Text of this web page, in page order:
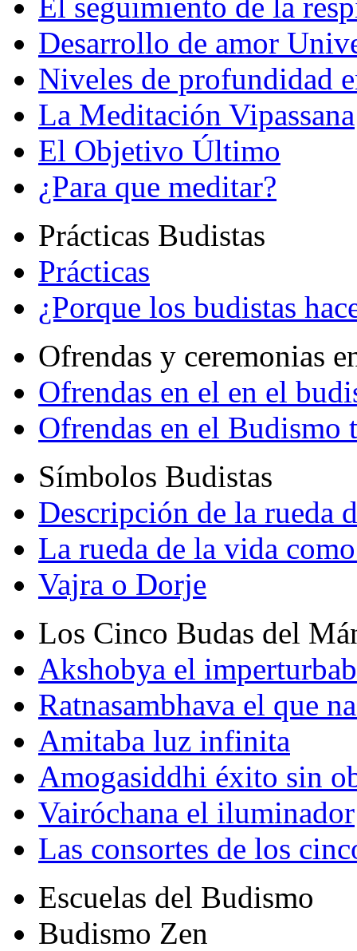
Desarrollo de amor
Niveles de profundidad
La Meditación Vipassana
El Objetivo Último
¿Para que meditar?
Prácticas Budistas
Prácticas
¿Porque los budistas
Ofrendas y ceremonias
Ofrendas en el en el
Ofrendas en el Budismo
Símbolos Budistas
Descripción de la rueda
La rueda de la vida
Vajra o Dorje
Los Cinco Budas del
Akshobya el
Ratnasambhava el que
Amitaba luz infinita
Amogasiddhi éxito sin
Vairóchana el iluminador
Las consortes de los
Escuelas del Budismo
Budismo Zen